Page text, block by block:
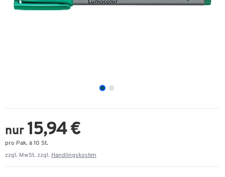
nur 15,94 €
pro Pak. à 10 St.
zzgl. MwSt. zzgl. Handlingskosten